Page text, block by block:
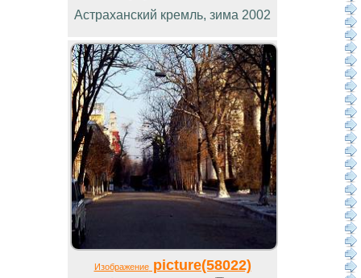
Астраханский кремль, зима 2002
Изображениеpicture(58022)